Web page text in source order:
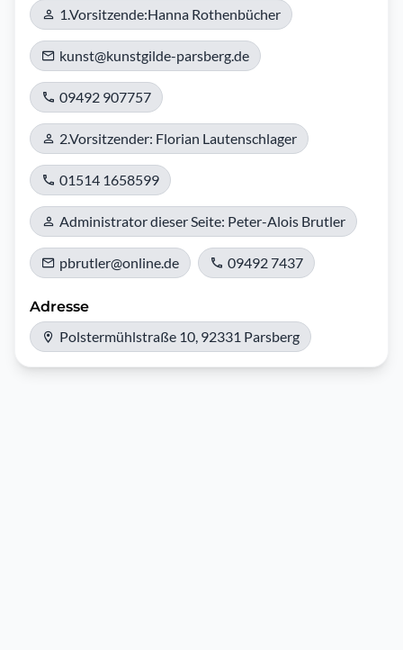
1.Vorsitzende:Hanna Rothenbücher
kunst@kunstgilde-parsberg.de
09492 907757
2.Vorsitzender: Florian Lautenschlager
01514 1658599
Administrator dieser Seite: Peter-Alois Brutler
pbrutler@online.de 09492 7437
Adresse
Polstermühlstraße 10, 92331 Parsberg